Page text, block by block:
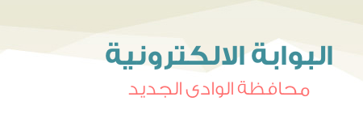
البوابة الالكترونية
محافظة الوادى الجديد